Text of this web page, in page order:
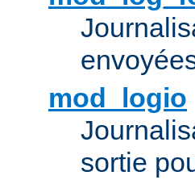
mod_logio
sortie